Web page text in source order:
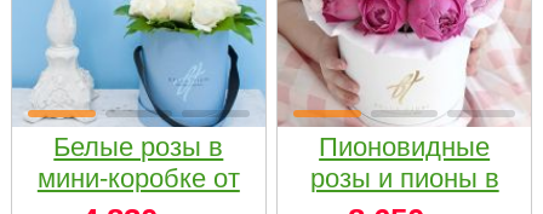
Белые розы в
мини-коробке от
Пионовидные
розы и пионы в